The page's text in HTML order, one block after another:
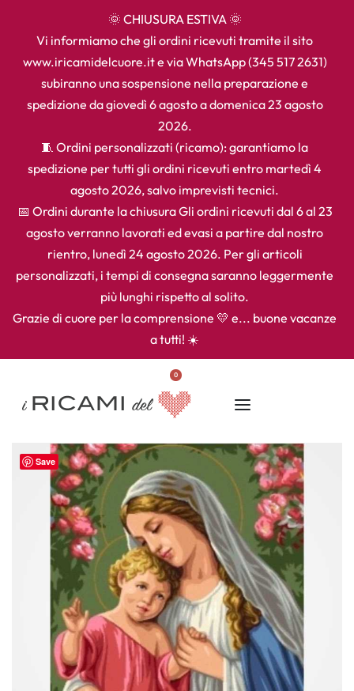
🌞 CHIUSURA ESTIVA 🌞
Vi informiamo che gli ordini ricevuti tramite il sito
www.iricamidelcuore.it e via WhatsApp (345 517 2631)
subiranno una sospensione nella preparazione e
spedizione da giovedì 6 agosto a domenica 23 agosto
2026.
🧵 Ordini personalizzati (ricamo): garantiamo la
spedizione per tutti gli ordini ricevuti entro martedì 4
agosto 2026, salvo imprevisti tecnici.
📅 Ordini durante la chiusura Gli ordini ricevuti dal 6 al 23
agosto verranno lavorati ed evasi a partire dal nostro
rientro, lunedì 24 agosto 2026. Per gli articoli
personalizzati, i tempi di consegna saranno leggermente
più lunghi rispetto al solito.
Grazie di cuore per la comprensione 💛 e... buone vacanze
a tutti! ☀️
0
Save